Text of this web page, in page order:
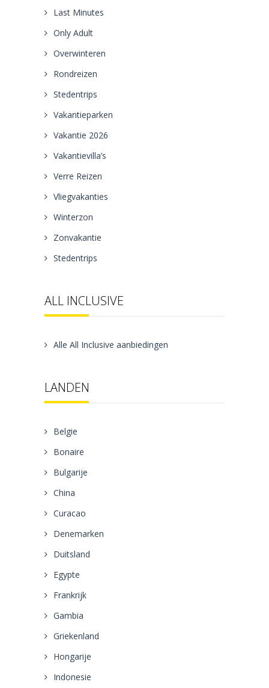
Last Minutes
Only Adult
Overwinteren
Rondreizen
Stedentrips
Vakantieparken
Vakantie 2026
Vakantievilla’s
Verre Reizen
Vliegvakanties
Winterzon
Zonvakantie
Stedentrips
ALL INCLUSIVE
Alle All Inclusive aanbiedingen
LANDEN
Belgie
Bonaire
Bulgarije
China
Curacao
Denemarken
Duitsland
Egypte
Frankrijk
Gambia
Griekenland
Hongarije
Indonesie